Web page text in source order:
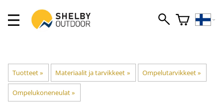
Tuotteet‪» Materiaalit ja tarvikkeet ‪» Ompelutarvikkeet‪»
Ompelukoneneulat‪»